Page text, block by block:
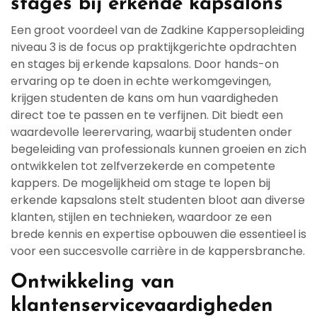
stages bij erkende kapsalons
Een groot voordeel van de Zadkine Kappersopleiding
niveau 3 is de focus op praktijkgerichte opdrachten
en stages bij erkende kapsalons. Door hands-on
ervaring op te doen in echte werkomgevingen,
krijgen studenten de kans om hun vaardigheden
direct toe te passen en te verfijnen. Dit biedt een
waardevolle leerervaring, waarbij studenten onder
begeleiding van professionals kunnen groeien en zich
ontwikkelen tot zelfverzekerde en competente
kappers. De mogelijkheid om stage te lopen bij
erkende kapsalons stelt studenten bloot aan diverse
klanten, stijlen en technieken, waardoor ze een
brede kennis en expertise opbouwen die essentieel is
voor een succesvolle carrière in de kappersbranche.
Ontwikkeling van
klantenservicevaardigheden